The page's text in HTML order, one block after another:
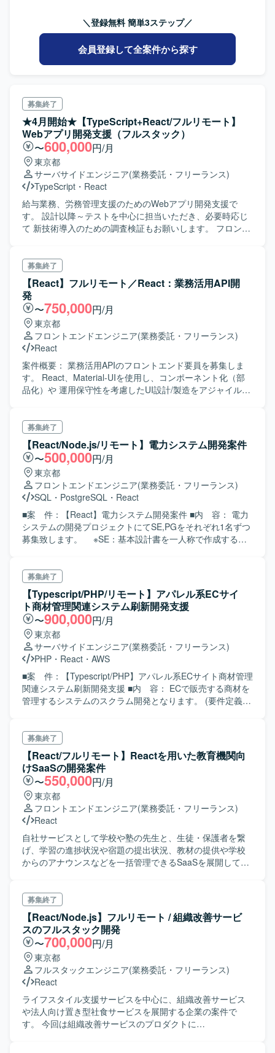
PostgreSQL ※フロントエンド・バックエンド・インフラ・
DBはそれぞれ別メンバーが対応
＼登録無料 簡単3ステップ／
会員登録して全案件から探す
募集終了
★4月開始★【TypeScript+React/フルリモート】
Webアプリ開発支援（フルスタック）
〜600,000円/月
東京都
サーバサイドエンジニア(業務委託・フリーランス)
TypeScript ・ React
給与業務、労務管理支援のためのWebアプリ開発支援で
す。 設計以降～テストを中心に担当いただき、必要時応じ
て 新技術導入のための調査検証もお願いします。 フロン
は以下の通りです。
募集終了
【React】フルリモート／React：業務活用API開
発
〜750,000円/月
東京都
フロントエンドエンジニア(業務委託・フリーランス)
React
案件概要： 業務活用APIのフロントエンド要員を募集しま
す。 React、Material-UIを使用し、コンポーネント化（部
品化）や 運用保守性を考慮したUI設計/製造をアジャイル開
募集終了
【React/Node.js/リモート】電力システム開発案件
〜500,000円/月
東京都
フロントエンドエンジニア(業務委託・フリーランス)
SQL ・ PostgreSQL ・ React
■案 件：【React】電力システム開発案件 ■内 容： 電力
システムの開発プロジェクトにてSE,PGをそれぞれ1名ずつ
募集致します。 ※SE：基本設計書を一人称で作成するこ
で一貫して対応できる方
募集終了
【Typescript/PHP/リモート】アパレル系ECサイ
ト商材管理関連システム刷新開発支援
〜900,000円/月
東京都
サーバサイドエンジニア(業務委託・フリーランス)
PHP ・ React ・ AWS
■案 件：【Typescript/PHP】アパレル系ECサイト商材管理
関連システム刷新開発支援 ■内 容： ECで販売する商材を
管理するシステムのスクラム開発となります。 (要件定義・
Typescript(React)で作られており 解析等を行いながら新シ
ステムへの刷新を行います。 ※PM/PLクラスとアーキテク
ト、メンバークラスを募集
募集終了
【React/フルリモート】Reactを用いた教育機関向
けSaaSの開発案件
〜550,000円/月
東京都
フロントエンドエンジニア(業務委託・フリーランス)
React
自社サービスとして学校や塾の先生と、生徒・保護者を繋
げ、学習の進捗状況や宿題の提出状況、教材の提供や学校
からのアナウンスなどを一括管理できるSaaSを展開してい
しており、可能であればこちらもご対応頂きます。
募集終了
【React/Node.js】フルリモート / 組織改善サービ
スのフルスタック開発
〜700,000円/月
東京都
フルスタックエンジニア(業務委託・フリーランス)
React
ライフスタイル支援サービスを中心に、組織改善サービス
や法人向け置き型社食サービスを展開する企業の案件で
す。 今回は組織改善サービスのプロダクトに